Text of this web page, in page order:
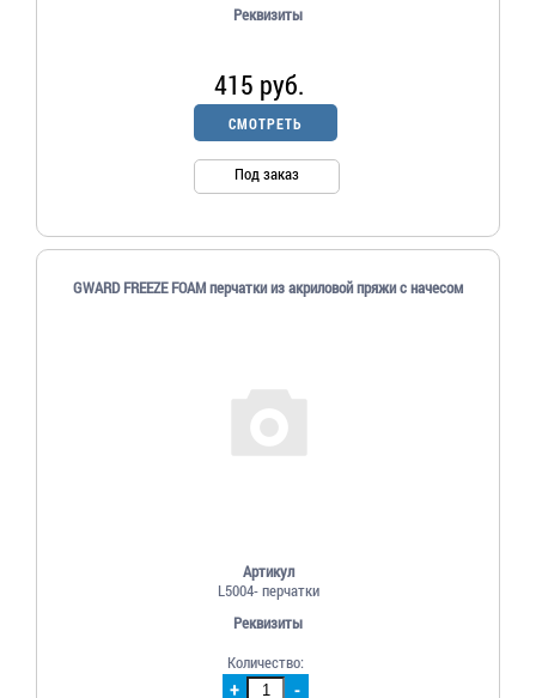
Реквизиты
415 руб.
СМОТРЕТЬ
Под заказ
GWARD FREEZE FOAM перчатки из акриловой пряжи с начесом
Артикул
L5004- перчатки
Реквизиты
+ -
Количество: